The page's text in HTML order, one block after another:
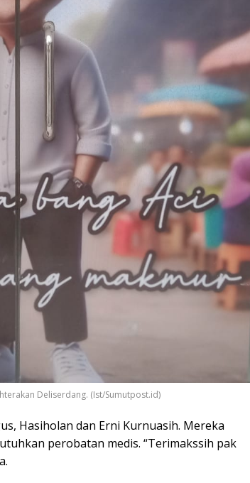
Deliserdang. (Ist/Sumutpost.id)
Hasiholan dan Erni Kurnuasih. Mereka
perobatan medis. “Terimakssih pak